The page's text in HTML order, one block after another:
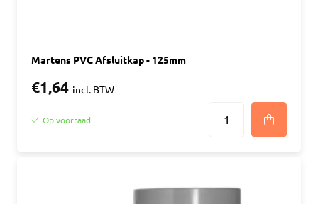
Martens PVC Afsluitkap - 125mm
€1,64 incl. BTW
Op voorraad